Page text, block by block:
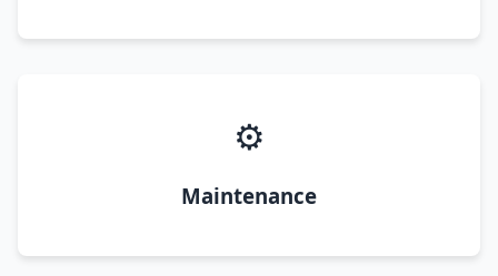
⚙️
Maintenance